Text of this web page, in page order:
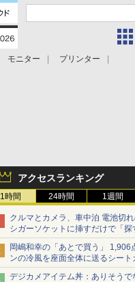
モニター
プリンター
アクセスランキング
1時間 24時間 1週間
クルマとカメラ、車中泊 電池切れ
シガーソケットに挿すだけで「探
スマートタグ - デジカメ Watch
岡嶋和幸の「あとで買う」 1,906
ンの冷風を座面全体に送るシート
カメ Watch
デジカメアイテム丼：ありそうで